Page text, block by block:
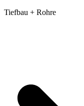
Tiefbau + Rohre